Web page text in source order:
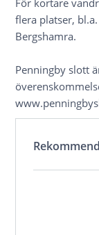
flera platser,
Bergshamra.
Penningby slott